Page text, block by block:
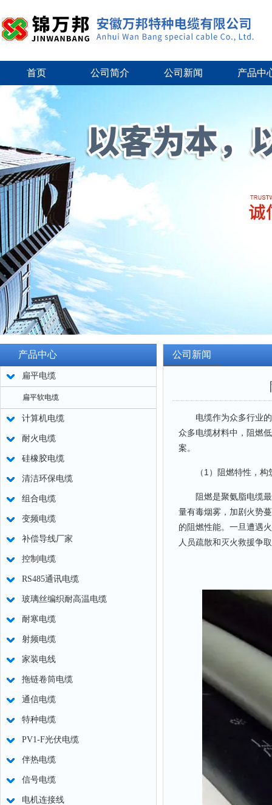
首页 公司简介 公司新闻 产品中
产品中心
扁平电缆
扁平软电缆
计算机电缆
耐火电缆
硅橡胶电缆
清洁环保电缆
组合电缆
变频电缆
补偿导线厂家
控制电缆
RS485通讯电缆
玻璃丝编织耐高温电缆
耐寒电缆
射频电缆
家装电线
拖链卷筒电缆
通信电缆
特种电缆
PV1-F光伏电缆
伴热电缆
信号电缆
电机连接线
公司新闻
电缆作为众多行业的
众多电缆材料中，阻燃
案。
（1）阻燃特性，构
阻燃是聚氨脂电缆最
量有毒烟雾，加剧火势
的阻燃性能。一旦遭遇
人员疏散和灭火救援争